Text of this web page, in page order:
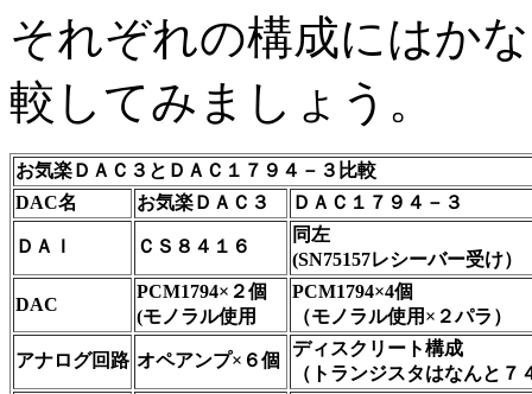
それぞれの構成にはか
較してみましょう。
お気楽ＤＡＣ３とＤＡＣ１７９４－３比較
DAC名
お気楽ＤＡＣ３ ＤＡＣ１７９４－３
ＤＡＩ ＣＳ８４１６
同左
(SN75157レシーバー受け）
DAC
PCM1794×２個
(モノラル使用
PCM1794×4個
（モノラル使用×２パラ）
アナログ回路 オペアンプ×６個
ディスクリート構成
（トランジスタはなんと７